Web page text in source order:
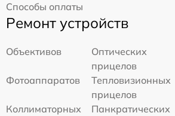
Способы оплаты
Ремонт устройств
Объективов
Оптических
прицелов
Фотоаппаратов
Тепловизионных
прицелов
Коллиматорных
Панкратических